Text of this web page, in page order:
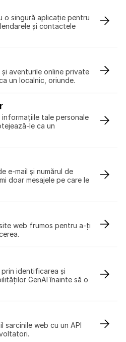
o singură aplicație pentru
și contactele
aventurile online private
un localnic, oriunde.
tale personale
le ca un
e-mail și numărul de
doar mesajele pe care le
web frumos pentru a-ți
identificarea și
GenAI înainte să o
sarcinile web cu un API